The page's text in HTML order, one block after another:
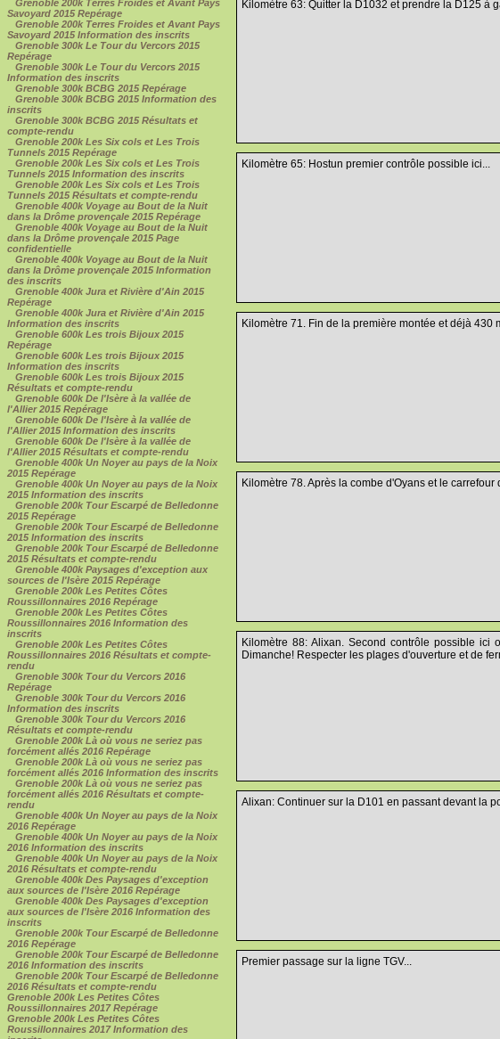
Grenoble 200k Terres Froides et Avant Pays
Savoyard 2015 Repérage
Grenoble 200k Terres Froides et Avant Pays
Savoyard 2015 Information des inscrits
Grenoble 300k Le Tour du Vercors 2015
Repérage
Grenoble 300k Le Tour du Vercors 2015
Information des inscrits
Grenoble 300k BCBG 2015 Repérage
Grenoble 300k BCBG 2015 Information des
inscrits
Grenoble 300k BCBG 2015 Résultats et
compte-rendu
Grenoble 200k Les Six cols et Les Trois
Tunnels 2015 Repérage
Grenoble 200k Les Six cols et Les Trois
Tunnels 2015 Information des inscrits
Grenoble 200k Les Six cols et Les Trois
Tunnels 2015 Résultats et compte-rendu
Grenoble 400k Voyage au Bout de la Nuit
dans la Drôme provençale 2015 Repérage
Grenoble 400k Voyage au Bout de la Nuit
dans la Drôme provençale 2015 Page
confidentielle
Grenoble 400k Voyage au Bout de la Nuit
dans la Drôme provençale 2015 Information
des inscrits
Grenoble 400k Jura et Rivière d'Ain 2015
Repérage
Grenoble 400k Jura et Rivière d'Ain 2015
Information des inscrits
Grenoble 600k Les trois Bijoux 2015
Repérage
Grenoble 600k Les trois Bijoux 2015
Information des inscrits
Grenoble 600k Les trois Bijoux 2015
Résultats et compte-rendu
Grenoble 600k De l'Isère à la vallée de
l'Allier 2015 Repérage
Grenoble 600k De l'Isère à la vallée de
l'Allier 2015 Information des inscrits
Grenoble 600k De l'Isère à la vallée de
l'Allier 2015 Résultats et compte-rendu
Grenoble 400k Un Noyer au pays de la Noix
2015 Repérage
Grenoble 400k Un Noyer au pays de la Noix
2015 Information des inscrits
Grenoble 200k Tour Escarpé de Belledonne
2015 Repérage
Grenoble 200k Tour Escarpé de Belledonne
2015 Information des inscrits
Grenoble 200k Tour Escarpé de Belledonne
2015 Résultats et compte-rendu
Grenoble 400k Paysages d'exception aux
sources de l'Isère 2015 Repérage
Grenoble 200k Les Petites Côtes
Roussillonnaires 2016 Repérage
Grenoble 200k Les Petites Côtes
Roussillonnaires 2016 Information des
inscrits
Grenoble 200k Les Petites Côtes
Roussillonnaires 2016 Résultats et compte-
rendu
Grenoble 300k Tour du Vercors 2016
Repérage
Grenoble 300k Tour du Vercors 2016
Information des inscrits
Grenoble 300k Tour du Vercors 2016
Résultats et compte-rendu
Grenoble 200k Là où vous ne seriez pas
forcément allés 2016 Repérage
Grenoble 200k Là où vous ne seriez pas
forcément allés 2016 Information des inscrits
Grenoble 200k Là où vous ne seriez pas
forcément allés 2016 Résultats et compte-
rendu
Grenoble 400k Un Noyer au pays de la Noix
2016 Repérage
Grenoble 400k Un Noyer au pays de la Noix
2016 Information des inscrits
Grenoble 400k Un Noyer au pays de la Noix
2016 Résultats et compte-rendu
Grenoble 400k Des Paysages d'exception
aux sources de l'Isère 2016 Repérage
Grenoble 400k Des Paysages d'exception
aux sources de l'Isère 2016 Information des
inscrits
Grenoble 200k Tour Escarpé de Belledonne
2016 Repérage
Grenoble 200k Tour Escarpé de Belledonne
2016 Information des inscrits
Grenoble 200k Tour Escarpé de Belledonne
2016 Résultats et compte-rendu
Grenoble 200k Les Petites Côtes
Roussillonnaires 2017 Repérage
Grenoble 200k Les Petites Côtes
Roussillonnaires 2017 Information des
Kilomètre 63: Quitter la D1032 et prendre la D125 à
Kilomètre 65: Hostun premier contrôle possible ici...
Kilomètre 71. Fin de la première montée et déjà 430
Kilomètre 78. Après la combe d'Oyans et le
Kilomètre 88: Alixan. Second contrôle possible
Dimanche! Respecter les plages d'ouverture et de
Alixan: Continuer sur la D101 en passant devant la
Premier passage sur la ligne TGV...